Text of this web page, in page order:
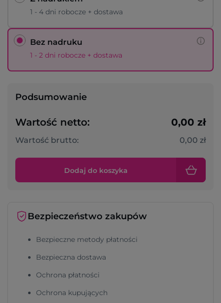
1 - 4 dni robocze + dostawa
Bez nadruku
1 - 2 dni robocze + dostawa
Podsumowanie
Wartość netto: 0,00 zł
Wartość brutto: 0,00 zł
Dodaj do koszyka
Bezpieczeństwo zakupów
Bezpieczne metody płatności
Bezpieczna dostawa
Ochrona płatności
Ochrona kupujących